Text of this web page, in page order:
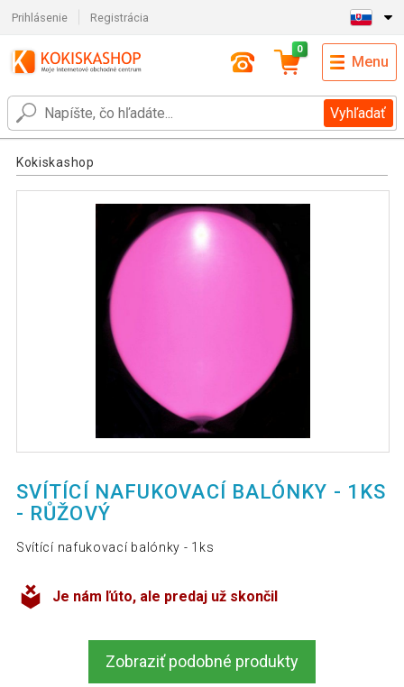
Prihlásenie Registrácia
Vyhľadať
0
Menu
Kokiskashop
SVÍTÍCÍ NAFUKOVACÍ BALÓNKY - 1KS
- RŮŽOVÝ
Svítící nafukovací balónky - 1ks
Je nám ľúto, ale predaj už skončil
Zobraziť podobné produkty